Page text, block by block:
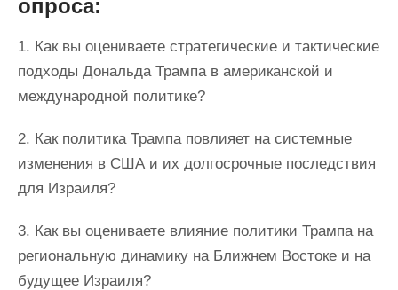
опроса:
1. Как вы оцениваете стратегические и тактические
подходы Дональда Трампа в американской и
международной политике?
2. Как политика Трампа повлияет на системные
изменения в США и их долгосрочные последствия
для Израиля?
3. Как вы оцениваете влияние политики Трампа на
региональную динамику на Ближнем Востоке и на
будущее Израиля?